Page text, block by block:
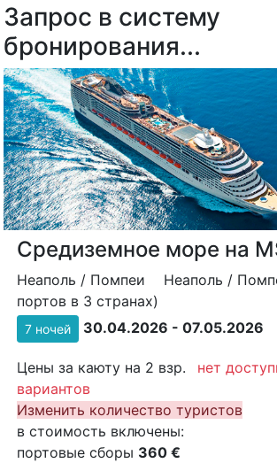
Средиземное море на
Неаполь / Помпеи
Неаполь /
портов в 3 странах)
7 ночей 30.04.2026 - 07.05.2026
Цены за каюту на 2 взр.
нет
вариантов
Изменить количество туристов
в стоимость включены:
портовые сборы 360 €
Запрос в систему
бронирования...